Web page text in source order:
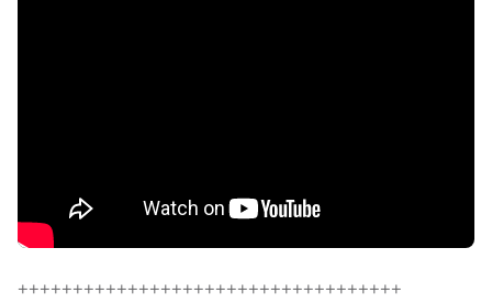
+++++++++++++++++++++++++++++++++++